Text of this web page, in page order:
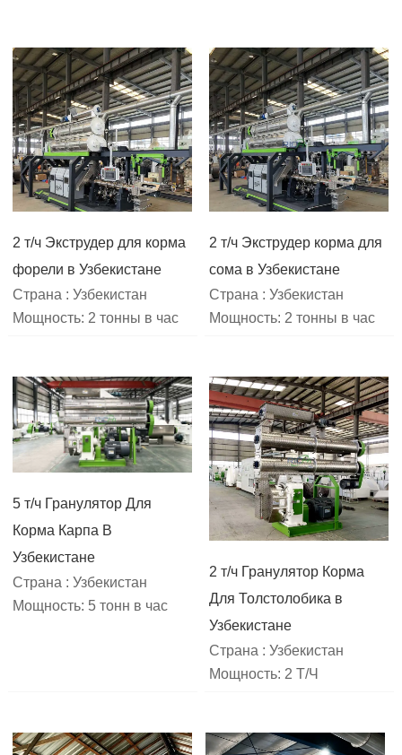
2 т/ч Экструдер для корма
форели в Узбекистане
Страна : Узбекистан
Мощность: 2 тонны в час
2 т/ч Экструдер корма для
сома в Узбекистане
Страна : Узбекистан
Мощность: 2 тонны в час
5 т/ч Гранулятор Для
Корма Карпа В
Узбекистане
Страна : Узбекистан
Мощность: 5 тонн в час
2 т/ч Гранулятор Корма
Для Толстолобика в
Узбекистане
Страна : Узбекистан
Мощность: 2 Т/Ч